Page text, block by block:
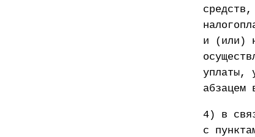
и (или)
уплаты,
абзацем
4) в
с